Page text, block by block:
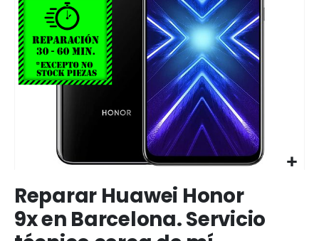
al
comienzo
de
la
Reparar Huawei Honor
9x en Barcelona. Servicio